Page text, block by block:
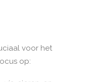
voor het
op: